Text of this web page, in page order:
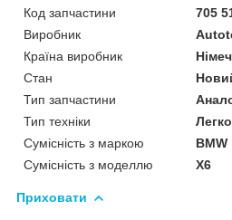
Код запчастини
705
Виробник
Країна виробник
Стан
Тип запчастини
Тип техніки
Сумісність з маркою
BMW
Сумісність з моделлю
X6
Приховати